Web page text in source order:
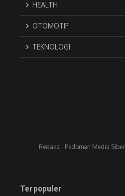
HEALTH
OTOMOTIF
TEKNOLOGI
Redaksi Pedoman Media Siber
Terpopuler